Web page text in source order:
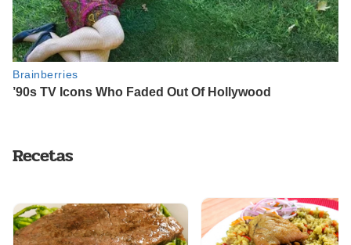
Recetas